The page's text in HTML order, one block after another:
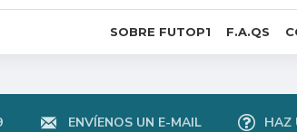
SOBRE FUTOP1 F.A.QS
ENVÍENOS UN E-MAIL HAZ